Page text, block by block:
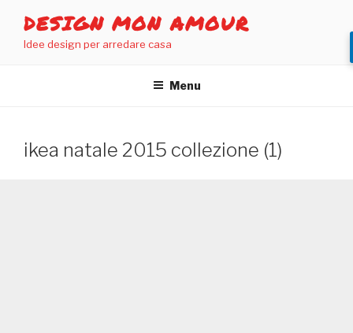
contenuto
DESIGN MON AMOUR
Idee design per arredare casa
Menu
ikea natale 2015 collezione (1)